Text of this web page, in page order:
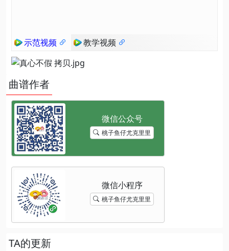
示范视频 教学视频
曲谱作者
桃子鱼仔尤克里里
桃子鱼仔尤克里里
TA的更新